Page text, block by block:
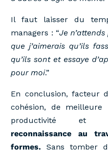
Il faut laisser du
managers : “Je
que j’aimerais qu’ils
qu’ils sont et essaye
pour moi.”
En conclusion, facteur
cohésion, de meilleure
productivité et
reconnaissance au
formes. Sans tomber